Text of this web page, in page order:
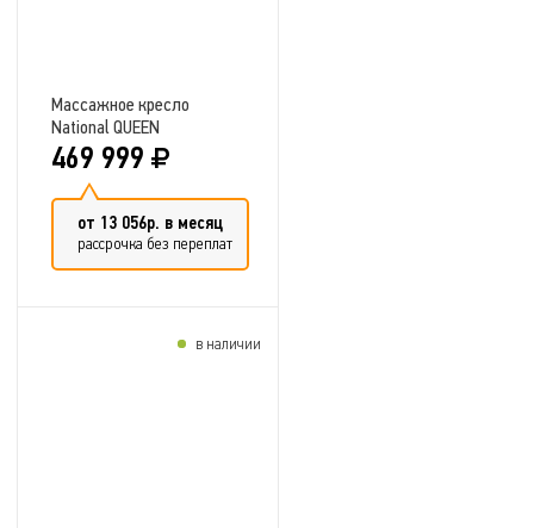
Массажное кресло
National QUEEN
469 999
от 13 056р. в месяц
рассрочка без переплат
в наличии